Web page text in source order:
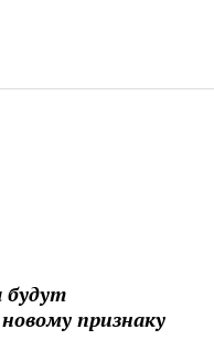
будут
признаку